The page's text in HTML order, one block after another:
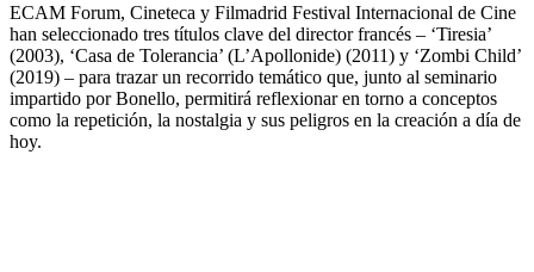
ECAM Forum, Cineteca y Filmadrid Festival Internacional de Cine
han seleccionado tres títulos clave del director francés – ‘Tiresia’
(2003), ‘Casa de Tolerancia’ (L’Apollonide) (2011) y ‘Zombi Child’
(2019) – para trazar un recorrido temático que, junto al seminario
impartido por Bonello, permitirá reflexionar en torno a conceptos
como la repetición, la nostalgia y sus peligros en la creación a día de
hoy.